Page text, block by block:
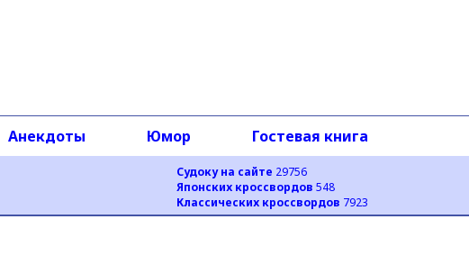
Судоку на сайте 29756
Японских кроссвордов 548
Классических кроссвордов 7923
Анекдоты Юмор Гостевая книга